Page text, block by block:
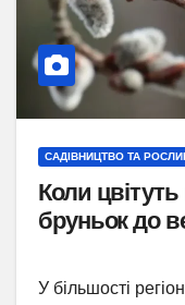
САДІВНИЦТВО ТА
Коли цвітуть
бруньок до
У більшості